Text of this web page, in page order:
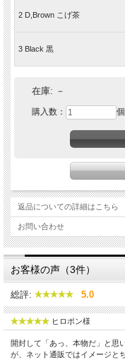
シンプルなデザイン
り外しができるショ
ーバッグ、斜めがけ
大容量なので仕事鞄
2 D,Brown こげ茶
3 Black 黒
在庫: －
購入数： 個
返品についての詳細はこちら
お問い合わせ
お客様の声（3件）
総評: 5.0
ヒロポン様
開封して「あっ、本物だ」と思
が、ネット通販ではイメージと